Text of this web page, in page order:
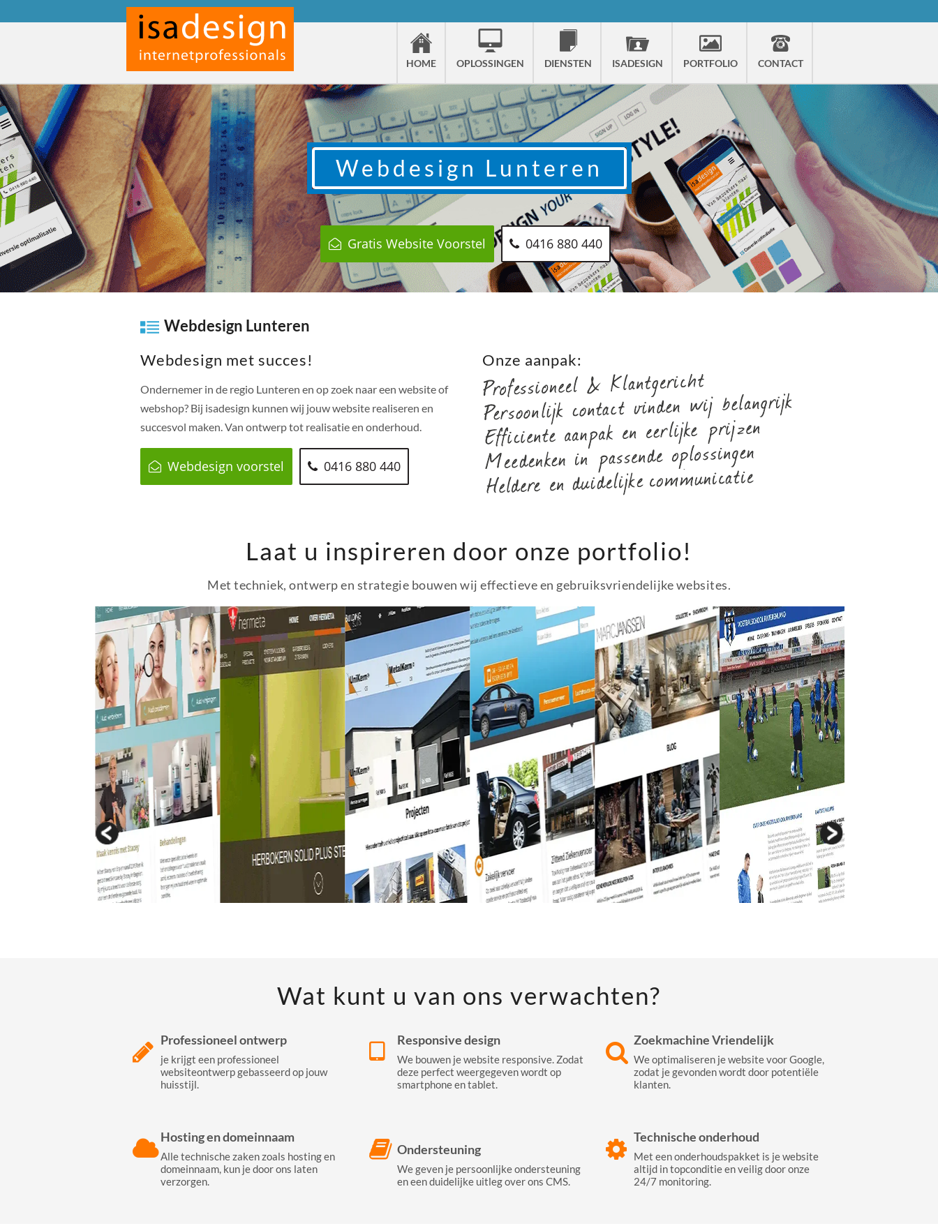
HOME OPLOSSINGEN DIENSTEN ISADESIGN PORTFOLIO CONTACT
Webdesign Lunteren
Gratis Website Voorstel 0416 880 440
Webdesign Lunteren
Webdesign met succes!
Ondernemer in de regio Lunteren en op zoek naar een website of
webshop? Bij isadesign kunnen wij jouw website realiseren en
succesvol maken. Van ontwerp tot realisatie en onderhoud.
Webdesign voorstel 0416 880 440
Onze aanpak:
Laat u inspireren door onze portfolio!
Met techniek, ontwerp en strategie bouwen wij effectieve en gebruiksvriendelijke websites.
Wat kunt u van ons verwachten?
Professioneel ontwerp
je krijgt een professioneel
websiteontwerp gebasseerd op jouw
huisstijl.
Responsive design
We bouwen je website responsive. Zodat
deze perfect weergegeven wordt op
smartphone en tablet.
Zoekmachine Vriendelijk
We optimaliseren je website voor Google,
zodat je gevonden wordt door potentiële
klanten.
Hosting en domeinnaam
Alle technische zaken zoals hosting en
domeinnaam, kun je door ons laten
verzorgen.
Ondersteuning
We geven je persoonlijke ondersteuning
en een duidelijke uitleg over ons CMS.
Technische onderhoud
Met een onderhoudspakket is je website
altijd in topconditie en veilig door onze
24/7 monitoring.